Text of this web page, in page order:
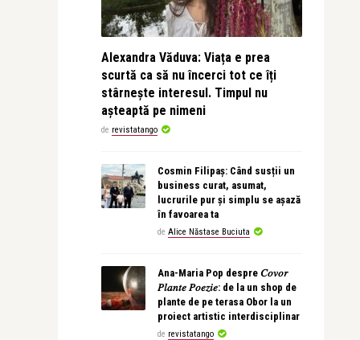
Alexandra Văduva: Viața e prea
scurtă ca să nu încerci tot ce îți
stârnește interesul. Timpul nu
așteaptă pe nimeni
de revistatango
Cosmin Filipaș: Când susții un
business curat, asumat,
lucrurile pur și simplu se așază
în favoarea ta
de Alice Năstase Buciuta
Ana-Maria Pop despre 𝐶𝑜𝑣𝑜𝑟
𝑃𝑙𝑎𝑛𝑡𝑒 𝑃𝑜𝑒𝑧𝑖𝑒: de la un shop de
plante de pe terasa Obor la un
proiect artistic interdisciplinar
de revistatango